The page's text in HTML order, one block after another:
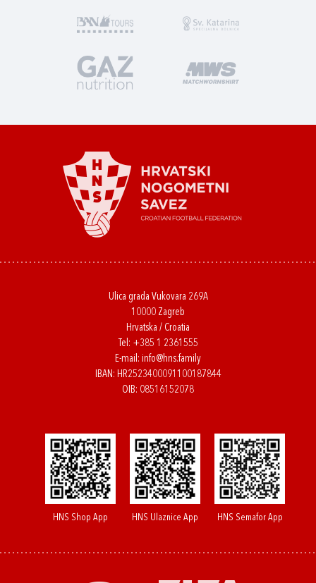
Ulica grada Vukovara 269A
10000 Zagreb
Hrvatska / Croatia
Tel: +385 1 2361555
E-mail: info@hns.family
IBAN: HR2523400091100187844
OIB: 08516152078
HNS Shop App HNS Ulaznice App HNS Semafor App